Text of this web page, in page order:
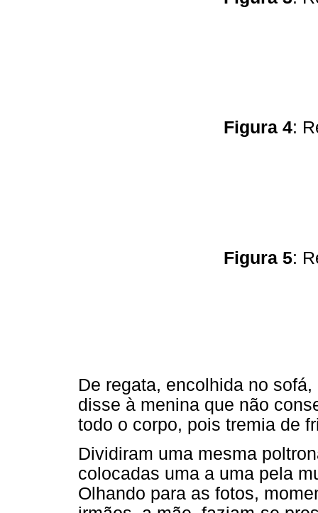
Figura 4:
Figura 5:
De regata, encolhida no
disse à menina que não
todo o corpo, pois tremia de
Dividiram uma mesma
colocadas uma a uma pela
Olhando para as fotos,